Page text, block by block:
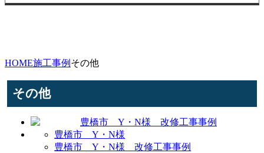
HOME施工事例 その他
その他
豊橋市 Y・N様
豊橋市 Y・N様 改修工事事例